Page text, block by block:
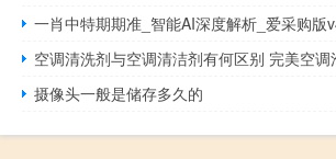
一肖中特期期准_智能AI深度解析_爱采购版
空调清洗剂与空调清洁剂有何区别 完美空调
摄像头一般是储存多久的